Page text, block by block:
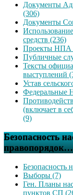
Документы
(306)
Документы
средств (236)
Проекты НПА
Публичные
Тексты
выступлений
Устав
Федеральные
(включает в
(9)
Безопасность
Безопасность
Выборы (7)
Ген. Планы
пунктов СП